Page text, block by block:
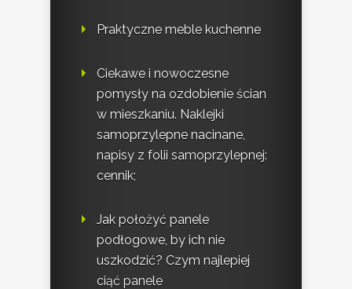
Praktyczne meble kuchenne
Ciekawe i nowoczesne
pomysły na ozdobienie ścian
w mieszkaniu. Naklejki
samoprzylepne nacinane,
napisy z folii samoprzylepnej:
cennik;
Jak położyć panele
podłogowe, by ich nie
uszkodzić? Czym najlepiej
ciąć panele